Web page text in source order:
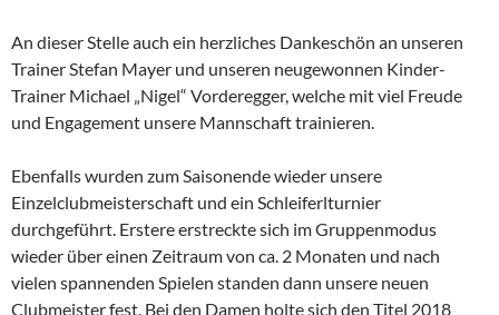
An dieser Stelle auch ein herzliches Dankeschön an unseren
Trainer Stefan Mayer und unseren neugewonnen Kinder-
Trainer Michael „Nigel“ Vorderegger, welche mit viel Freude
und Engagement unsere Mannschaft trainieren.
Ebenfalls wurden zum Saisonende wieder unsere
Einzelclubmeisterschaft und ein Schleiferlturnier
durchgeführt. Erstere erstreckte sich im Gruppenmodus
wieder über einen Zeitraum von ca. 2 Monaten und nach
vielen spannenden Spielen standen dann unsere neuen
Clubmeister fest. Bei den Damen holte sich den Titel 2018